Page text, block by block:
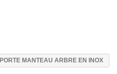
PORTE MANTEAU ARBRE EN INOX